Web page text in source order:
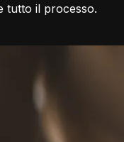
tutto il processo.